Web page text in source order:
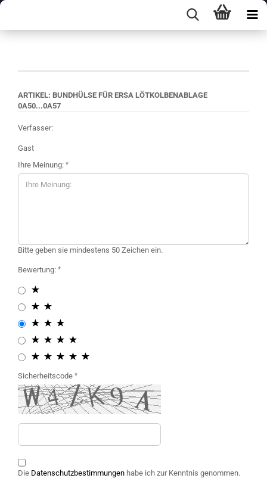
ARTIKEL: BUNDHÜLSE FÜR ERSA LÖTKOLBENABLAGE
0A50...0A57
Verfasser:
Gast
Ihre Meinung:
Bitte geben sie mindestens 50 Zeichen ein.
Bewertung:
Sicherheitscode
Die Datenschutzbestimmungen habe ich zur Kenntnis genommen.